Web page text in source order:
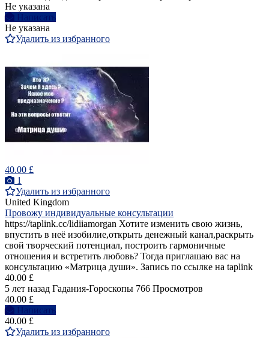
Не указана
Написать
Не указана
Удалить из избранного
40.00 £
1
Удалить из избранного
United Kingdom
Провожу индивидуальные консультации
https://taplink.cc/lidiiamorgan Хотите изменить свою жизнь,
впустить в неё изобилие,открыть денежный канал,раскрыть
свой творческий потенциал, построить гармоничные
отношения и встретить любовь? Тогда приглашаю вас на
консультацию «Матрица души». Запись по ссылке на taplink
40.00 £
5 лет назад Гадания-Гороскопы 766 Просмотров
40.00 £
Написать
40.00 £
Удалить из избранного